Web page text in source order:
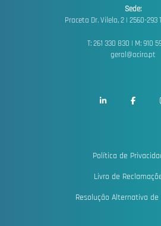
Sede:
Praceta Dr. Vilela, 2 | 2560-293
T: 261 330 830 | M: 910
geral@aciro.pt
Política de
Livro de
Resolução Alternativa